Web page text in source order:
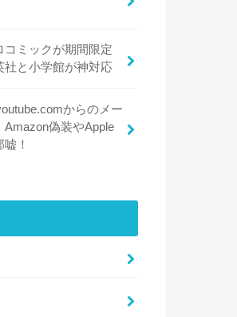
コミックが期間限定
社と小学館が神対応
からのメー
Amazon偽装やApple
！